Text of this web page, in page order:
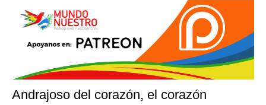
Andrajoso del corazón, el corazón